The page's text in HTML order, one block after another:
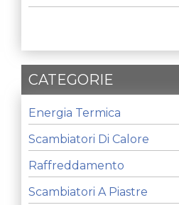
CATEGORIE
Energia Termica
Scambiatori Di Calore
Raffreddamento
Scambiatori A Piastre